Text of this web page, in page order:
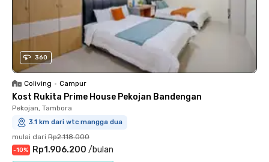
360
Coliving • Campur
Kost Rukita Prime House Pekojan Bandengan
Pekojan, Tambora
3.1 km dari wtc mangga dua
mulai dari Rp2.118.000
-10% Rp1.906.200 /bulan